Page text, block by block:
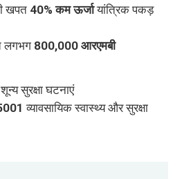
खपत 40% कम ऊर्जायांत्रिक पकड़
लगभग 800,000 आरएमबी
सुरक्षा घटनाएं
व्यावसायिक स्वास्थ्य और सुरक्षा